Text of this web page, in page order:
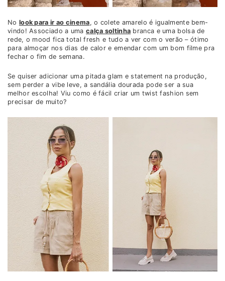
No look para ir ao cinema, o colete amarelo é igualmente bem-
vindo! Associado a uma calça soltinha branca e uma bolsa de
rede, o mood fica total fresh e tudo a ver com o verão – ótimo
para almoçar nos dias de calor e emendar com um bom filme pra
fechar o fim de semana.
Se quiser adicionar uma pitada glam e statement na produção,
sem perder a vibe leve, a sandália dourada pode ser a sua
melhor escolha! Viu como é fácil criar um twist fashion sem
precisar de muito?